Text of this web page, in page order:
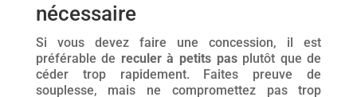
nécessaire
Si vous devez faire une concession, il est
préférable de reculer à petits pasplutôt que de
céder trop rapidement. Faites preuve de
souplesse, mais ne compromettez pas trop